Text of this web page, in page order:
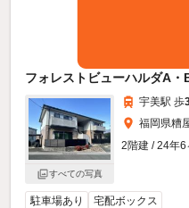
フォレストビューハルダA・
すべての写真
宇美駅 歩
福岡県糟
2階建 / 24年6
駐車場あり 宅配ボックス